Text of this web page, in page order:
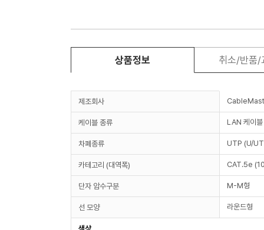
상품정보 취소/반품/
제조회사
케이블 종류 LAN 케이블
차폐종류 UTP (U/
카테고리 (대역폭) CAT.5e
단자 암수구분 M-M형
선 모양 라운드형